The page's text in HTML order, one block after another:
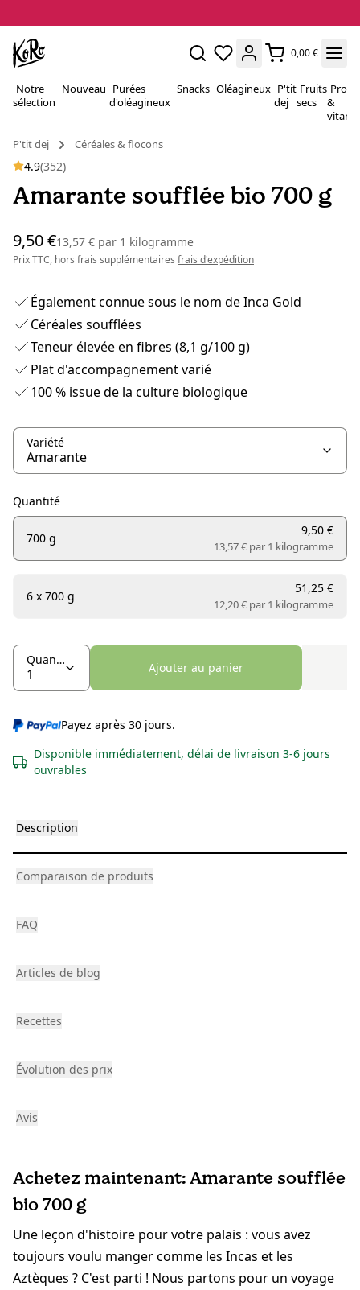
0,00 €
Notre
sélection
Nouveau Purées
d'oléagineux
Snacks Oléagineux P'tit
dej
Fruits
secs
&
P'tit dej
Céréales & flocons
4.9(352)
Amarante soufflée bio 700 g
9,50 €13,57 € par 1 kilogramme
Prix TTC, hors frais supplémentaires frais d'expédition
Également connue sous le nom de Inca Gold
Céréales soufflées
Teneur élevée en fibres (8,1 g/100 g)
Plat d'accompagnement varié
100 % issue de la culture biologique
Variété
Quantité
700 g
9,50 €
13,57 € par 1 kilogramme
6 x 700 g
51,25 €
12,20 € par 1 kilogramme
Quantité
Ajouter au panier
Payez après 30 jours.
Disponible immédiatement, délai de livraison 3-6 jours
ouvrables
Description
Comparaison de produits
FAQ
Articles de blog
Recettes
Évolution des prix
Avis
Achetez maintenant: Amarante soufflée
bio 700 g
Une leçon d'histoire pour votre palais : vous avez
toujours voulu manger comme les Incas et les
Aztèques ? C'est parti ! Nous partons pour un voyage